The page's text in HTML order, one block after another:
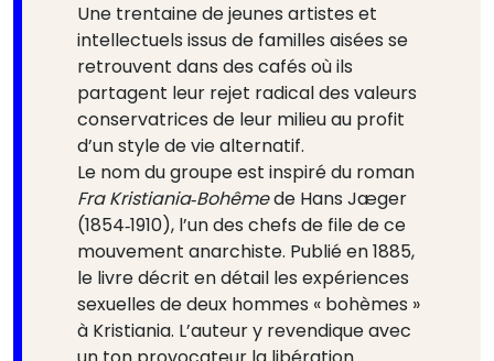
Une trentaine de jeunes artistes et
intellectuels issus de familles aisées se
retrouvent dans des cafés où ils
partagent leur rejet radical des valeurs
conservatrices de leur milieu au profit
d’un style de vie alternatif.
Le nom du groupe est inspiré du roman
Fra Kristiania‑Bohêmede Hans Jæger
(1854‑1910), l’un des chefs de file de ce
mouvement anarchiste. Publié en 1885,
le livre décrit en détail les expériences
sexuelles de deux hommes « bohèmes »
à Kristiania. L’auteur y revendique avec